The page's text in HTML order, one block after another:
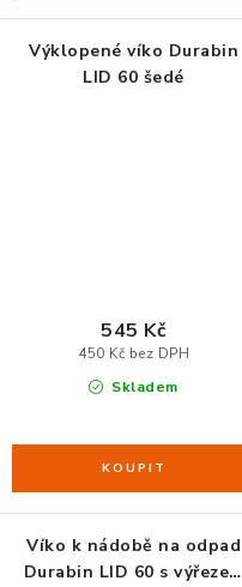
Výklopené víko Durabin
LID 60 šedé
Skladem
450 Kč bez DPH
545 Kč
Víko k nádobě na odpad
Durabin LID 60 s výřezem